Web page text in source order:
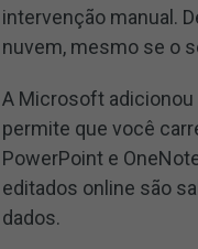
intervenção manual.
nuvem, mesmo se o
A Microsoft adicionou
permite que você
PowerPoint e
editados online são
dados.